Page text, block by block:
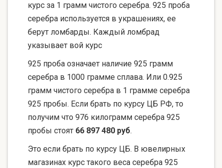
курс за 1 грамм чистого серебра. 925 проба
серебра используется в украшениях, ее
берут ломбарды. Каждый ломбрад
указывает вой курс
925 проба означает наличие 925 грамм
серебра в 1000 грамме сплава. Или 0.925
грамм чистого серебра в 1 грамме серебра
925 пробы. Если брать по курсу ЦБ РФ, то
получим что 976 килограмм серебра 925
пробы стоят 66 897 480 руб.
Это если брать по курсу ЦБ. В ювелирных
магазинах курс такого веса серебра 925